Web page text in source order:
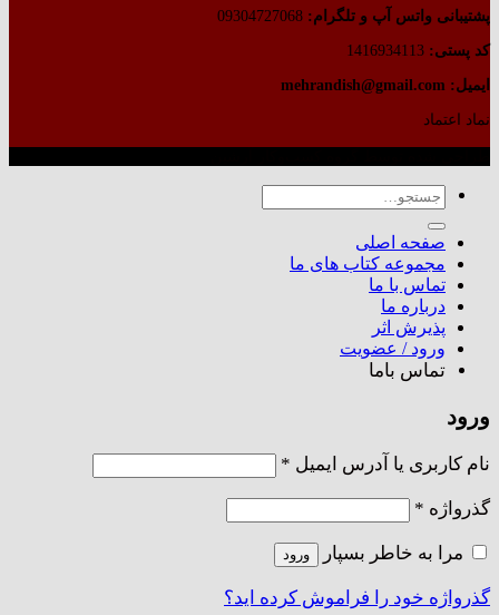
پشتیبانی واتس آپ و تلگرام:
کد پستی:
ایمیل: mehrandish@gmail.com
نماد اعتماد
جستجو
برای:
صفحه اصلی
مجموعه کتاب های ما
تماس با ما
درباره ما
پذیرش اثر
ورود / عضویت
تماس باما
ورود
نام کاربری یا آدرس ایمیل *
گذرواژه *
مرا به خاطر بسپار ورود
گذرواژه خود را فراموش کرده اید؟